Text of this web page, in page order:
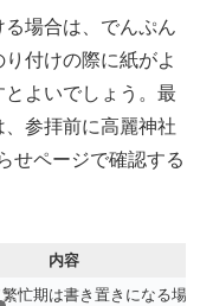
場合は、でんぷん
付けの際に紙がよ
よいでしょう。最
参拝前に高麗神社
せページで確認する
内容
忙期は書き置きになる場